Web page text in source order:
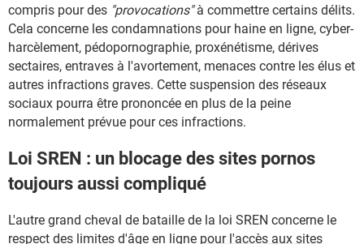
compris pour des "provocations"à commettre certains délits.
Cela concerne les condamnations pour haine en ligne, cyber-
harcèlement, pédopornographie, proxénétisme, dérives
sectaires, entraves à l'avortement, menaces contre les élus et
autres infractions graves. Cette suspension des réseaux
sociaux pourra être prononcée en plus de la peine
normalement prévue pour ces infractions.
Loi SREN : un blocage des sites pornos
toujours aussi compliqué
L'autre grand cheval de bataille de la loi SREN concerne le
respect des limites d'âge en ligne pour l'accès aux sites